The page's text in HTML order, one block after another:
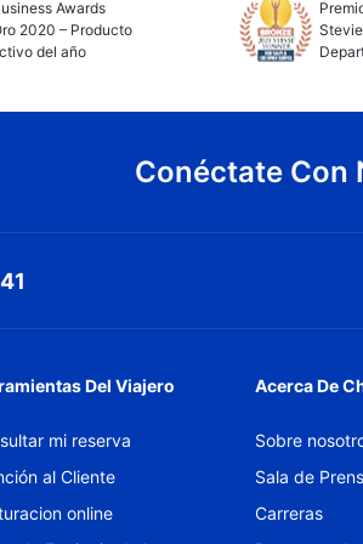
Awards
2020 – Producto
del año
Conéctate Con
Del Viajero
mi reserva
al Cliente
online
Acerca De
Sobre
Sala de
Carreras